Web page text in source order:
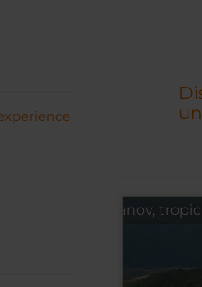
30 toboganov,